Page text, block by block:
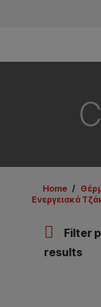
Home /
Ενεργειακά
Filter
results